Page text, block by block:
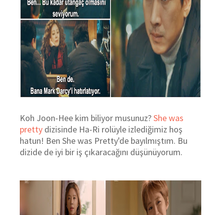
Koh Joon-Hee kim biliyor musunuz?She was
pretty dizisinde Ha-Ri rolüyle izlediğimiz hoş
hatun! Ben She was Pretty'de bayılmıştım. Bu
dizide de iyi bir iş çıkaracağını düşünüyorum.